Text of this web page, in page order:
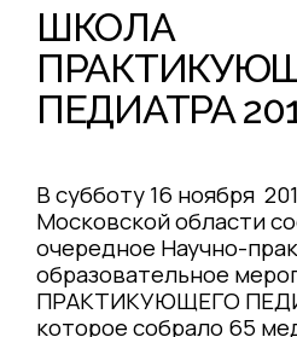
ШКОЛА
ПЕДИАТРА
В субботу 16 ноября
Московской области
очередное Научно-
образовательное
ПРАКТИКУЮЩЕГО
которое собрало 65